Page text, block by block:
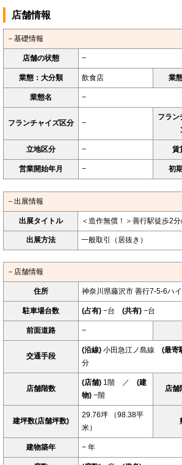
店舗情報
－基礎情報
店舗の状態 −
業態：大分類 飲食店 業
業態名 −
フランチャイズ区分 −
フラン
立地区分 − 賃
営業開始年月 − 初
－出展情報
出展タイトル ＜造作無償！＞善行駅徒歩2
出展方法 一般取引（居抜き）
－店舗情報
住所 神奈川県藤沢市 善行7-5-6ハ
駐車場台数 (占有) −台 (共有) −台
前面道路 −
交通手段
(沿線) 小田急江ノ島線 (最寄
分
店舗階数
(店舗) 1階 ／ (建
物) −階
店舗
建坪数(店舗坪数)
29.76坪 （98.38平
米）
建物築年 − 年